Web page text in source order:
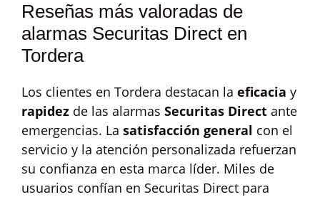
Reseñas más valoradas de
alarmas Securitas Direct en
Tordera
Los clientes en Tordera destacan la eficacia y
rapidez de las alarmas Securitas Direct ante
emergencias. La satisfacción general con el
servicio y la atención personalizada refuerzan
su confianza en esta marca líder. Miles de
usuarios confían en Securitas Direct para